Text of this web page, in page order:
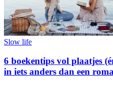
Slow life
6 boekentips vol plaatjes
in iets anders dan een